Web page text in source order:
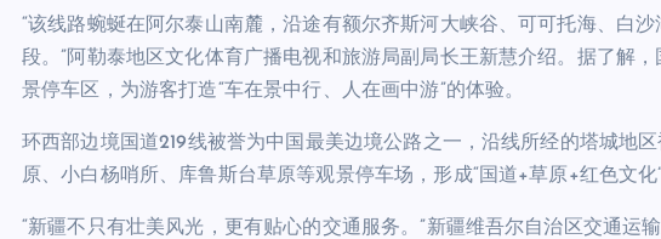
“该线路蜿蜒在阿尔泰山南麓，沿途有额尔齐斯河大峡谷、可可托海、白
段。”阿勒泰地区文化体育广播电视和旅游局副局长王新慧介绍。据了解
景停车区，为游客打造“车在景中行、人在画中游”的体验。
环西部边境国道219线被誉为中国最美边境公路之一，沿线所经的塔城地
原、小白杨哨所、库鲁斯台草原等观景停车场，形成“国道+草原+红色文化
“新疆不只有壮美风光，更有贴心的交通服务。”新疆维吾尔自治区交通运